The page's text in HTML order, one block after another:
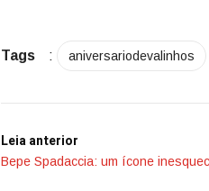
Tags : aniversariodevalinhos
Leia anterior
Bepe Spadaccia: um ícone